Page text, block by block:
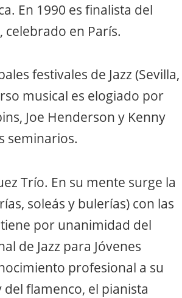
En 1990 es finalista del
en París.
festivales de Jazz (Sevilla,
musical es elogiado por
Joe Henderson y Kenny
seminarios.
Trío. En su mente surge la
soleás y bulerías) con las
por unanimidad del
de Jazz para Jóvenes
profesional a su
flamenco, el pianista